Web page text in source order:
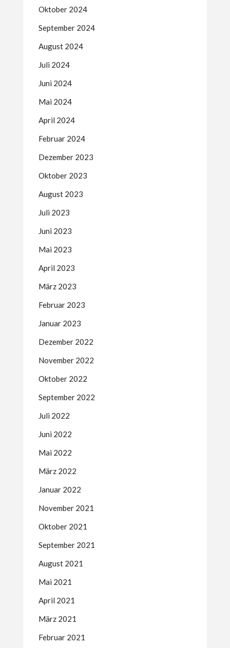
Oktober 2024
September 2024
August 2024
Juli 2024
Juni 2024
Mai 2024
April 2024
Februar 2024
Dezember 2023
Oktober 2023
August 2023
Juli 2023
Juni 2023
Mai 2023
April 2023
März 2023
Februar 2023
Januar 2023
Dezember 2022
November 2022
Oktober 2022
September 2022
Juli 2022
Juni 2022
Mai 2022
März 2022
Januar 2022
November 2021
Oktober 2021
September 2021
August 2021
Mai 2021
April 2021
März 2021
Februar 2021